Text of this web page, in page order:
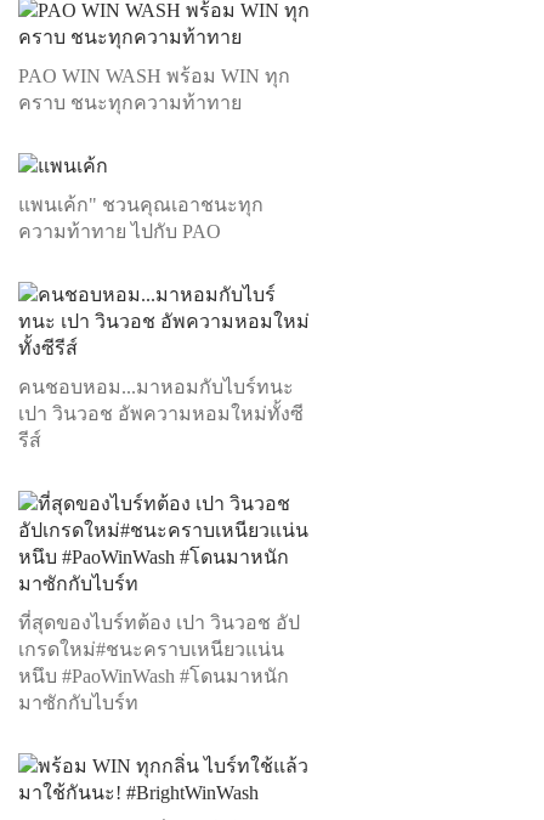
PAO WIN WASH พร้อม WIN ทุก
คราบ ชนะทุกความท้าทาย
แพนเค้ก" ชวนคุณเอาชนะทุก
ความท้าทาย ไปกับ PAO
คนชอบหอม...มาหอมกับไบร์ทนะ
เปา วินวอช อัพความหอมใหม่ทั้งซี
รีส์
ที่สุดของไบร์ทต้อง เปา วินวอช อัป
เกรดใหม่#ชนะคราบเหนียวแน่น
หนึบ #PaoWinWash #โดนมาหนัก
มาซักกับไบร์ท